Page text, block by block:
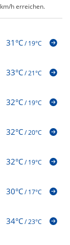
h erreichen.
31°C/19°C
33°C/21°C
32°C/19°C
32°C/20°C
32°C/19°C
30°C/17°C
34°C/23°C